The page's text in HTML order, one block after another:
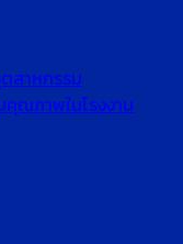
สาหกรรม
คุณภาพในโรงงาน